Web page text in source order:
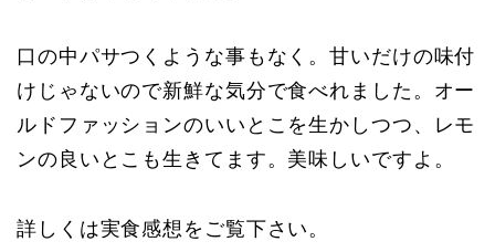
口の中パサつくような事もなく。甘いだけの味付
けじゃないので新鮮な気分で食べれました。オー
ルドファッションのいいとこを生かしつつ、レモ
ンの良いとこも生きてます。美味しいですよ。
詳しくは実食感想をご覧下さい。